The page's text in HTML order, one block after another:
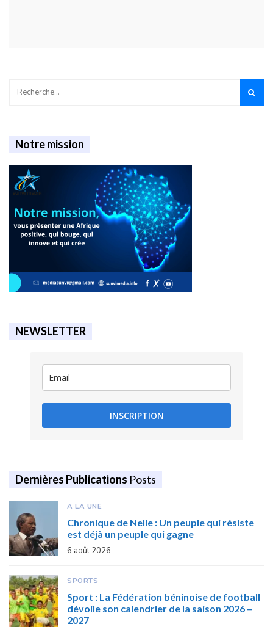
Notre mission
NEWSLETTER
INSCRIPTION
Dernières Publications Posts
A LA UNE
Chronique de Nelie : Un peuple qui résiste
est déjà un peuple qui gagne
6 août 2026
SPORTS
Sport : La Fédération béninoise de football
dévoile son calendrier de la saison 2026 –
2027